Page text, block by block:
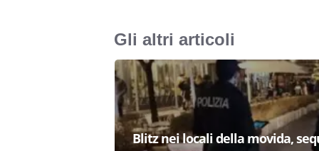
Gli altri articoli
Blitz nei locali della movida,